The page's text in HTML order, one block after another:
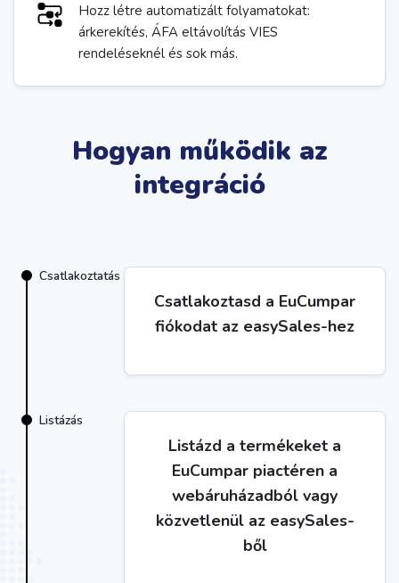
Hozz létre automatizált folyamatokat:
árkerekítés, ÁFA eltávolítás VIES
rendeléseknél és sok más.
Hogyan működik az
integráció
Csatlakoztatás
Csatlakoztasd a EuCumpar
fiókodat az easySales-hez
Listázás
Listázd a termékeket a
EuCumpar piactéren a
webáruházadból vagy
közvetlenül az easySales-
ből